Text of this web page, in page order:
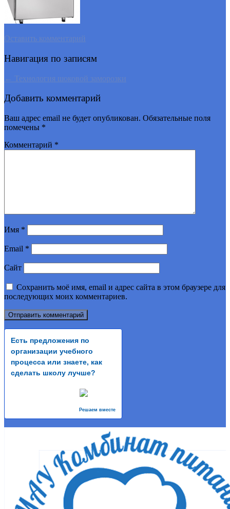
Оставить комментарий
Навигация по записям
← Технология шоковой заморозки
Добавить комментарий
Ваш адрес email не будет опубликован. Обязательные поля
помечены *
Комментарий *
Имя *
Email *
Сайт
Сохранить моё имя, email и адрес сайта в этом браузере для
последующих моих комментариев.
Есть предложения по
организации учебного
процесса или знаете, как
сделать школу лучше?
Решаем вместе